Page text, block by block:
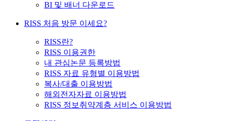
BI 및 배너 다운로드
RISS 처음 방문 이세요?
RISS란?
RISS 이용권한
내 관심논문 등록방법
RISS 자료 유형별 이용방법
복사/대출 이용방법
해외전자자료 이용방법
RISS 정보취약계층 서비스 이용방법